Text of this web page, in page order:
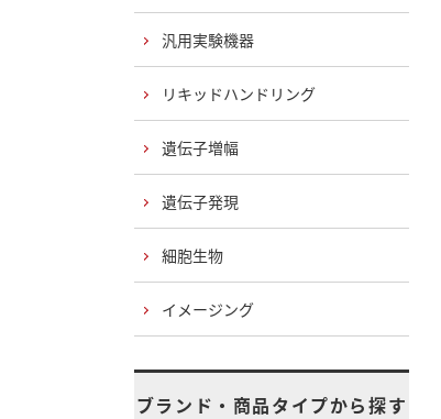
汎用実験機器
リキッドハンドリング
遺伝子増幅
遺伝子発現
細胞生物
イメージング
ブランド・商品タイプから探す